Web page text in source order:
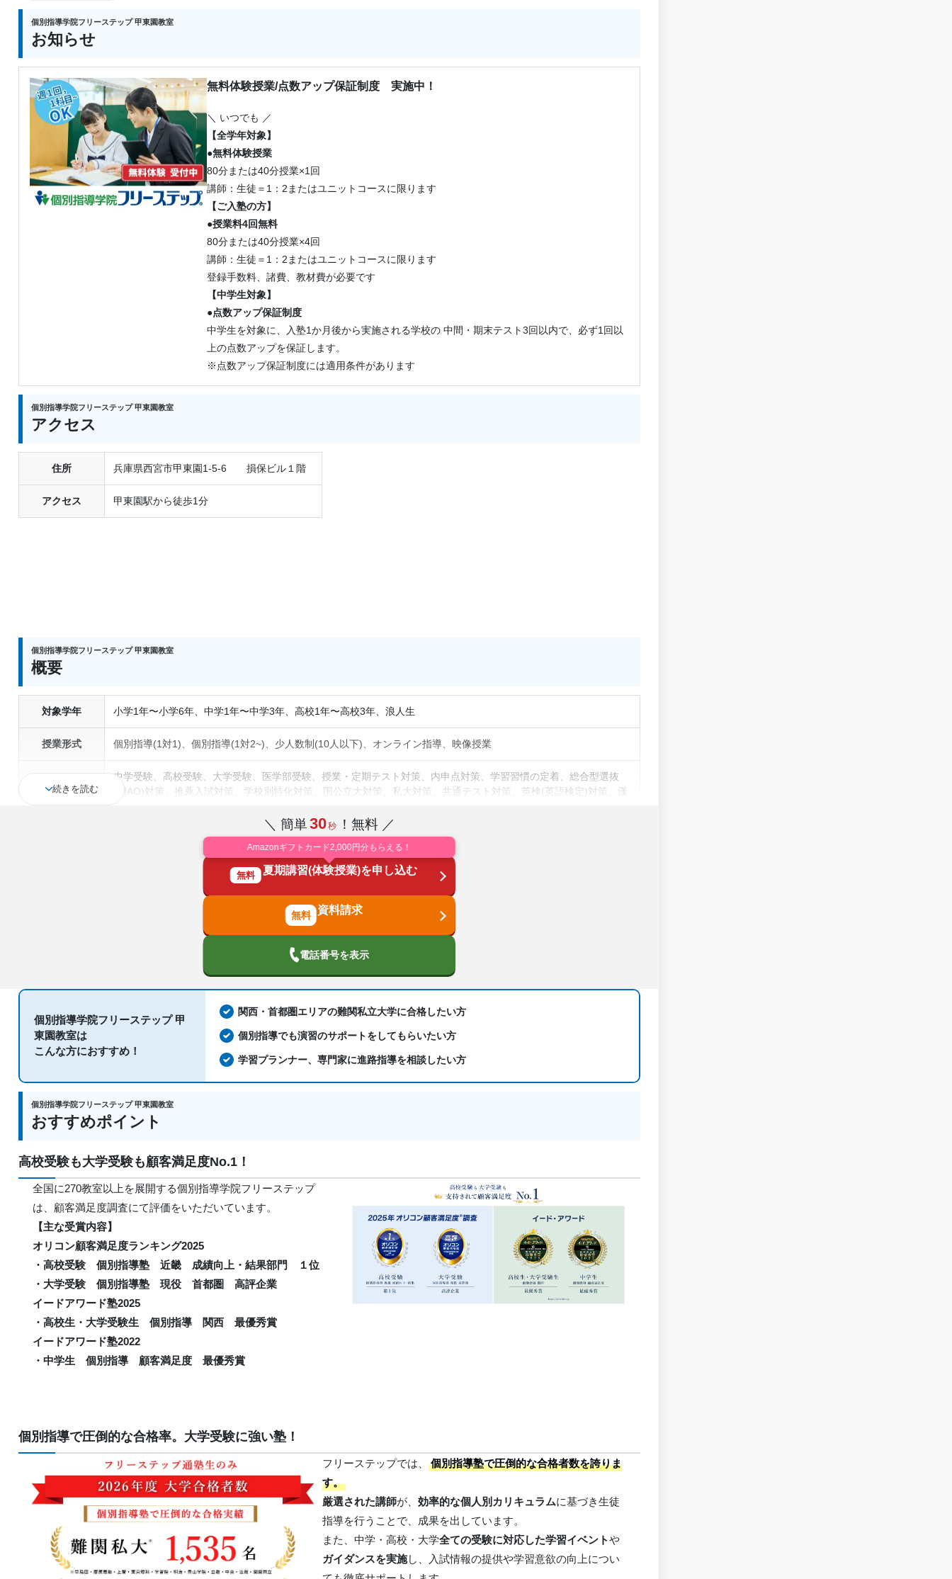
友だちといっしょに学ぼう！
お友だち、ご兄弟・姉妹をご紹介いただき、通常授業をお申込みいただくと入塾者、紹介者それぞれに2,000円分のク
オカードを進呈！友だち同氏の新規入会もOK！
※講習授業申込の場合は1,000円分となります。
個別指導学院フリーステップ 甲東園教室
お知らせ
無料体験授業/点数アップ保証制度 実施中！
＼ いつでも ／
【全学年対象】
●無料体験授業
80分または40分授業×1回
講師：生徒＝1：2またはユニットコースに限ります
【ご入塾の方】
●授業料4回無料
80分または40分授業×4回
講師：生徒＝1：2またはユニットコースに限ります
登録手数料、諸費、教材費が必要です
【中学生対象】
●点数アップ保証制度
中学生を対象に、入塾1か月後から実施される学校の 中間・期末テスト3回以内で、必ず1回以
上の点数アップを保証します。
※点数アップ保証制度には適用条件があります
個別指導学院フリーステップ 甲東園教室
アクセス
住所 兵庫県西宮市甲東園1-5-6 損保ビル１階
アクセス 甲東園駅から徒歩1分
個別指導学院フリーステップ 甲東園教室
概要
対象学年 小学1年〜小学6年、中学1年〜中学3年、高校1年〜高校3年、浪人生
授業形式 個別指導(1対1)、個別指導(1対2~)、少人数制(10人以下)、オンライン指導、映像授業
通塾の目的
中学受験、高校受験、大学受験、医学部受験、授業・定期テスト対策、内申点対策、学習習慣の定着、総合型選抜
(旧AO)対策、推薦入試対策、学校別特化対策、国公立大対策、私大対策、共通テスト対策、英検(英語検定)対策、漢
中高一貫校生に対応、特待生・奨学金制度あり、成績保証制度あり、授業の振替可能、学習にPC・タブレットを利
用、オンライン対応、1科目から受講可能、季節講習のみの受講可、自習室あり
国語、現代文、古典（古文・漢文）、算数、数学、理科、物理、化学、生物、地学、社会、倫理、日本史、世界史、
歴史総合、政治経済、地理、英語、情報、小論文
続きを読む
＼ 簡単30秒 ！無料 ／
Amazonギフトカード2,000円分もらえる！
無料 夏期講習(体験授業)を申し込む
資料請求
電話番号を表示
個別指導学院フリーステップ 甲
東園教室は
こんな方におすすめ！
関西・首都圏エリアの難関私立大学に合格したい方
個別指導でも演習のサポートをしてもらいたい方
学習プランナー、専門家に進路指導を相談したい方
個別指導学院フリーステップ 甲東園教室
おすすめポイント
高校受験も大学受験も顧客満足度No.1！
全国に270教室以上を展開する個別指導学院フリーステップ
は、顧客満足度調査にて評価をいただいています。
【主な受賞内容】
オリコン顧客満足度ランキング2025
・高校受験 個別指導塾 近畿 成績向上・結果部門 １位
・大学受験 個別指導塾 現役 首都圏 高評企業
イードアワード塾2025
・高校生・大学受験生 個別指導 関西 最優秀賞
イードアワード塾2022
・中学生 個別指導 顧客満足度 最優秀賞
個別指導で圧倒的な合格率。大学受験に強い塾！
フリーステップでは、
個別指導塾で圧倒的な合格者数を誇りま
す。
厳選された講師が、 効率的な個人別カリキュラムに基づき生徒
指導を行うことで、成果を出しています。
また、中学・高校・大学全ての受験に対応した学習イベントや
ガイダンスを実施し、入試情報の提供や学習意欲の向上につい